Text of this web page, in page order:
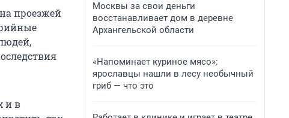
проезжей
и в
Москвы за свои деньги
восстанавливает дом в деревне
Архангельской области
«Напоминает куриное мясо»:
ярославцы нашли в лесу необычный
гриб — что это